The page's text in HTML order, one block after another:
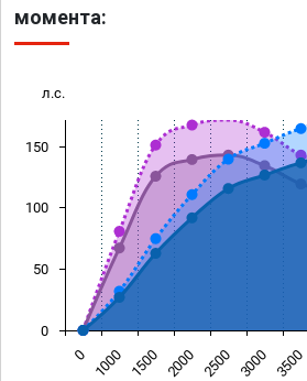
момента:
л.с.
0 1000 1500 2000 2500 3000 3500
0
50
100
150